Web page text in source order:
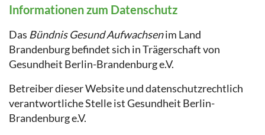
Informationen zum Datenschutz
Das Bündnis Gesund Aufwachsenim Land
Brandenburg befindet sich in Trägerschaft von
Gesundheit Berlin-Brandenburg e.V.
Betreiber dieser Website und datenschutzrechtlich
verantwortliche Stelle ist Gesundheit Berlin-
Brandenburg e.V.